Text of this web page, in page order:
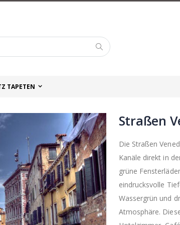
Suche
TAPETEN
Straßen
Die Straßen
Kanäle direkt in
grüne
eindrucksvolle
Wassergrün und
Atmosphäre.